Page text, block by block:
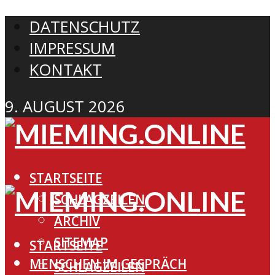
DATENSCHUTZ
IMPRESSUM
KONTAKT
9. AUGUST 2026
STARTSEITE
SCHLAGZEILEN
ARCHIV
SITEMAP
MENSCHEN IM GESPRÄCH
STARTSEITE
SCHLAGZEILEN